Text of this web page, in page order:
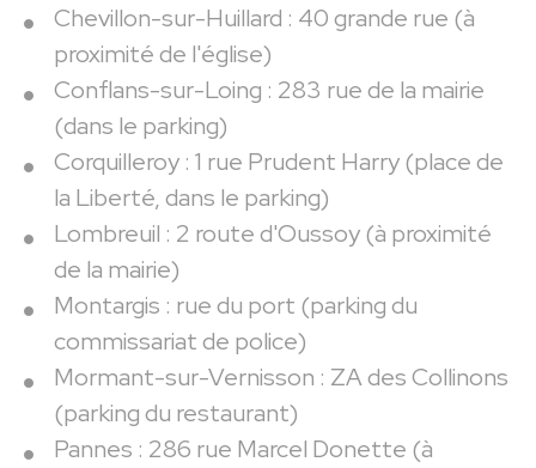
Chevillon-sur-Huillard : 40 grande rue (à
proximité de l'église)
Conflans-sur-Loing : 283 rue de la mairie
(dans le parking)
Corquilleroy : 1 rue Prudent Harry (place de
la Liberté, dans le parking)
Lombreuil : 2 route d'Oussoy (à proximité
de la mairie)
Montargis : rue du port (parking du
commissariat de police)
Mormant-sur-Vernisson : ZA des Collinons
(parking du restaurant)
Pannes : 286 rue Marcel Donette (à